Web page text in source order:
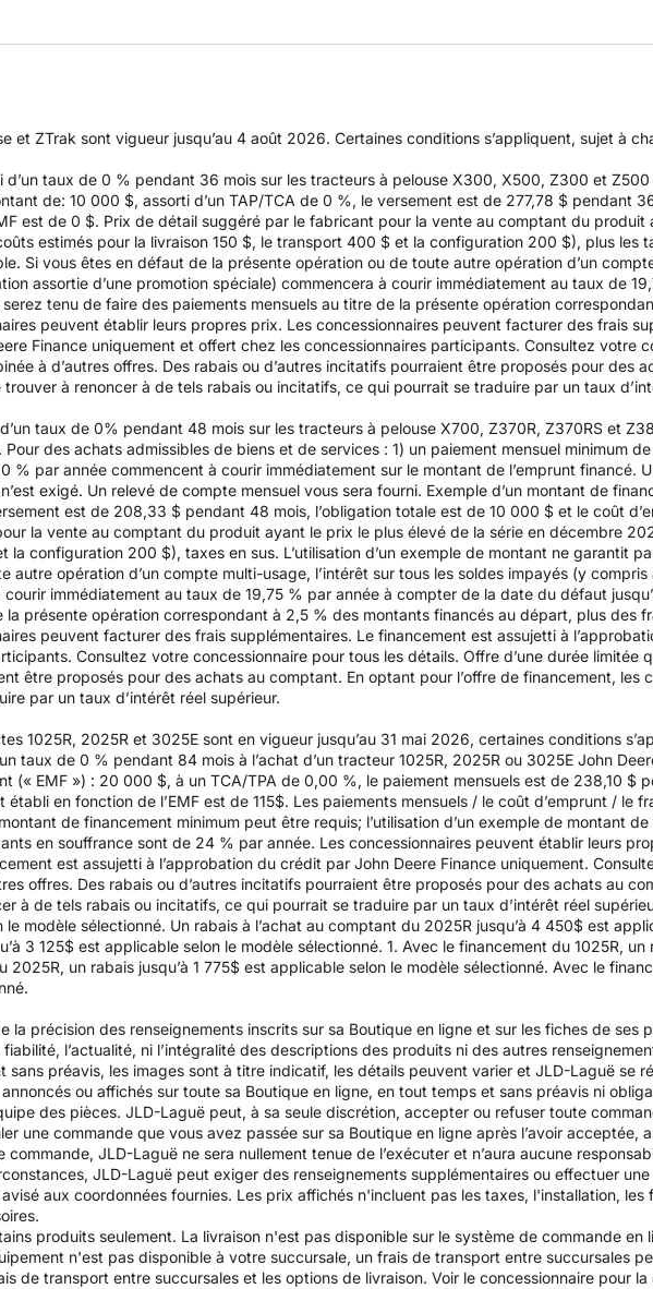
et ZTrak sont vigueur jusqu’au 4 août 2026. Certaines conditions s’appliquent, sujet à
d’un taux de 0 % pendant 36 mois sur les tracteurs à pelouse X300, X500, Z300 et
de: 10 000 $, assorti d’un TAP/TCA de 0 %, le versement est de 277,78 $ pendant
est de 0 $. Prix de détail suggéré par le fabricant pour la vente au comptant du
estimés pour la livraison 150 $, le transport 400 $ et la configuration 200 $), plus les
Si vous êtes en défaut de la présente opération ou de toute autre opération d’un
assortie d’une promotion spéciale) commencera à courir immédiatement au taux de
serez tenu de faire des paiements mensuels au titre de la présente opération
peuvent établir leurs propres prix. Les concessionnaires peuvent facturer des frais
Finance uniquement et offert chez les concessionnaires participants. Consultez votre
à d’autres offres. Des rabais ou d’autres incitatifs pourraient être proposés pour des
à renoncer à de tels rabais ou incitatifs, ce qui pourrait se traduire par un taux
taux de 0% pendant 48 mois sur les tracteurs à pelouse X700, Z370R, Z370RS et
des achats admissibles de biens et de services : 1) un paiement mensuel minimum
par année commencent à courir immédiatement sur le montant de l’emprunt financé.
exigé. Un relevé de compte mensuel vous sera fourni. Exemple d’un montant de
est de 208,33 $ pendant 48 mois, l’obligation totale est de 10 000 $ et le coût
la vente au comptant du produit ayant le prix le plus élevé de la série en décembre
la configuration 200 $), taxes en sus. L’utilisation d’un exemple de montant ne garantit
autre opération d’un compte multi-usage, l’intérêt sur tous les soldes impayés (y compris
immédiatement au taux de 19,75 % par année à compter de la date du défaut
présente opération correspondant à 2,5 % des montants financés au départ, plus des
peuvent facturer des frais supplémentaires. Le financement est assujetti à
Consultez votre concessionnaire pour tous les détails. Offre d’une durée limitée
être proposés pour des achats au comptant. En optant pour l’offre de financement,
par un taux d’intérêt réel supérieur.
1025R, 2025R et 3025E sont en vigueur jusqu’au 31 mai 2026, certaines conditions
taux de 0 % pendant 84 mois à l’achat d’un tracteur 1025R, 2025R ou 3025E John
(« EMF ») : 20 000 $, à un TCA/TPA de 0,00 %, le paiement mensuels est de 238,10 $
en fonction de l’EMF est de 115$. Les paiements mensuels / le coût d’emprunt / le
de financement minimum peut être requis; l’utilisation d’un exemple de montant
en souffrance sont de 24 % par année. Les concessionnaires peuvent établir leurs
est assujetti à l’approbation du crédit par John Deere Finance uniquement.
offres. Des rabais ou d’autres incitatifs pourraient être proposés pour des achats au
à de tels rabais ou incitatifs, ce qui pourrait se traduire par un taux d’intérêt réel
modèle sélectionné. Un rabais à l’achat au comptant du 2025R jusqu’à 4 450$ est
3 125$ est applicable selon le modèle sélectionné. 1. Avec le financement du 1025R,
2025R, un rabais jusqu’à 1 775$ est applicable selon le modèle sélectionné. Avec le
la précision des renseignements inscrits sur sa Boutique en ligne et sur les fiches de
l’actualité, ni l’intégralité des descriptions des produits ni des autres
sans préavis, les images sont à titre indicatif, les détails peuvent varier et JLD-Laguë se
ou affichés sur toute sa Boutique en ligne, en tout temps et sans préavis ni
des pièces. JLD-Laguë peut, à sa seule discrétion, accepter ou refuser toute
une commande que vous avez passée sur sa Boutique en ligne après l’avoir acceptée,
JLD-Laguë ne sera nullement tenue de l’exécuter et n’aura aucune
JLD-Laguë peut exiger des renseignements supplémentaires ou effectuer
aux coordonnées fournies. Les prix affichés n'incluent pas les taxes, l'installation,
produits seulement. La livraison n'est pas disponible sur le système de commande
n'est pas disponible à votre succursale, un frais de transport entre succursales
de transport entre succursales et les options de livraison. Voir le concessionnaire pour